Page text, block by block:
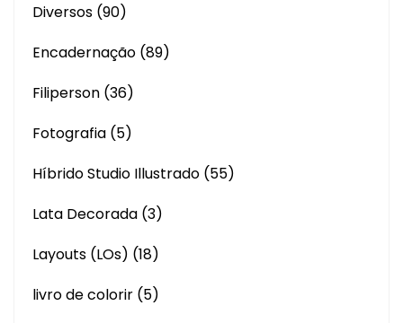
Diversos (90)
Encadernação (89)
Filiperson (36)
Fotografia (5)
Híbrido Studio Illustrado (55)
Lata Decorada (3)
Layouts (LOs) (18)
livro de colorir (5)